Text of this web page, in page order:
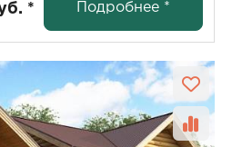
* Подробнее *